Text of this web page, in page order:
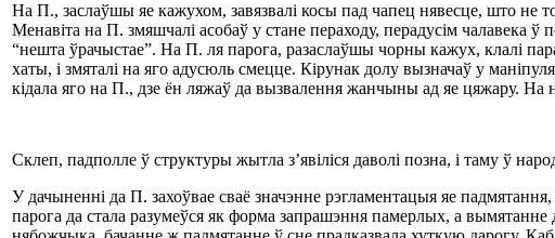
На П., заслаўшы яе кажухом, завязвалі косы пад чапец нявесце, што не
Менавіта на П. змяшчалі асобаў у стане пераходу, перадусім чалавека ў
“нешта ўрачыстае”. На П. ля парога, разаслаўшы чорны кажух, клалі
хаты, і змяталі на яго адусюль смецце. Кірунак долу вызначаў у
кідала яго на П., дзе ён ляжаў да вызвалення жанчыны ад яе цяжару. На
Склеп, падполле ў структуры жытла з’явіліся даволі позна, і таму ў
У дачыненні да П. захоўвае сваё значэнне рэгламентацыя яе
парога да стала разумеўся як форма запрашэння памерлых, а вымятанне